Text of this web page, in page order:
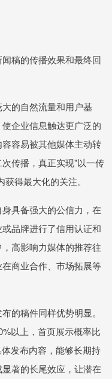
稿的传播效果和最终回
的自然流量和用户基
企业信息触达更广泛的
容易被其他媒体主动转
传播，真正实现"以一传
得最大化的关注。
具备强大的公信力，在
品牌进行了信用认证和
高影响力媒体的推荐往
商业合作、市场拓展等
的稿件同样优势明显。
以上，首页展示概率比
发布内容，能够长期持
著的长尾效应，让潜在